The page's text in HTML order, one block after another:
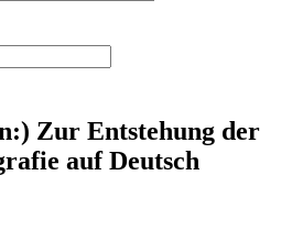
Zur Entstehung der
auf Deutsch